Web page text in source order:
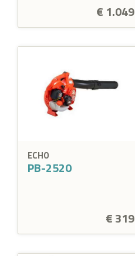
€ 1.049
ECHO
PB-2520
€ 319